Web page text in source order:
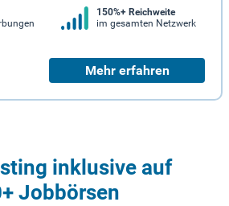
150%+ Reichweite
im gesamten Netzwerk
Mehr erfahren
inklusive auf
Jobbörsen